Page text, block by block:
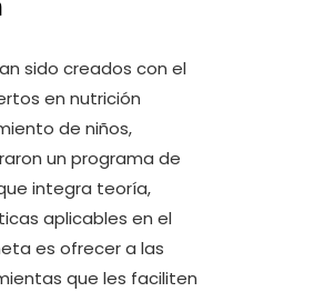
sido creados con el
en nutrición
de niños,
un programa de
integra teoría,
aplicables en el
es ofrecer a las
que les faciliten